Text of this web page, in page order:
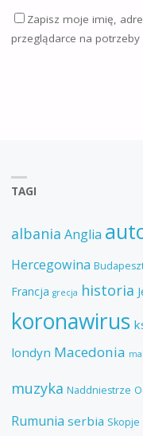
Zapisz moje imię,
przeglądarce na
TAGI
albania Anglia
Hercegowina
Francja grecja historia
koronawirus
londyn Macedonia
muzyka Naddniestrze
Rumunia serbia Skopje